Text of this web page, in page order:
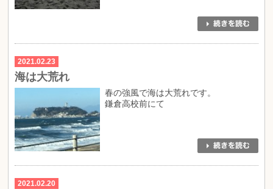
2021.02.23
海は大荒れ
春の強風で海は大荒れです。
鎌倉高校前にて
2021.02.20